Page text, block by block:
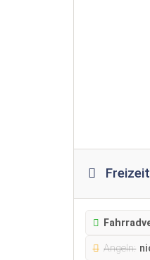
Freizeit
Angeln: